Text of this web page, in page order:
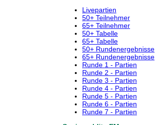
Livepartien
50+ Teilnehmer
65+ Teilnehmer
50+ Tabelle
65+ Tabelle
50+ Rundenergebnisse
65+ Rundenergebnisse
Runde 1 - Partien
Runde 2 - Partien
Runde 3 - Partien
Runde 4 - Partien
Runde 5 - Partien
Runde 6 - Partien
Runde 7 - Partien